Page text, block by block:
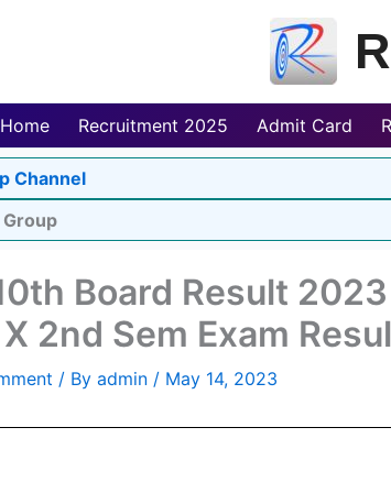
Home Recruitment 2025 Admit Card
Channel
Board Result
2nd Sem Exam
/ By admin / May 14, 2023